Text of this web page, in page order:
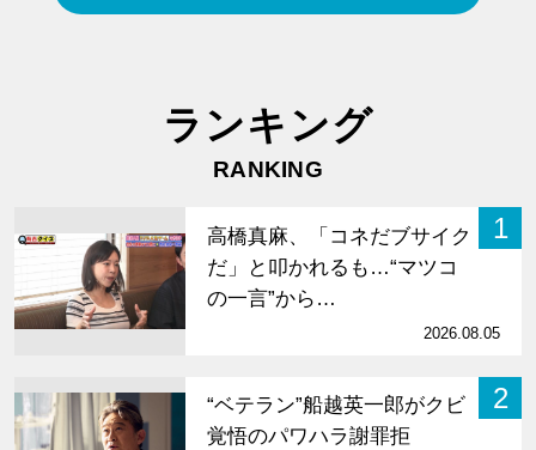
ランキング
RANKING
1
高橋真麻、「コネだブサイク
だ」と叩かれるも…“マツコ
の一言”から…
2026.08.05
2
“ベテラン”船越英一郎がクビ
覚悟のパワハラ謝罪拒